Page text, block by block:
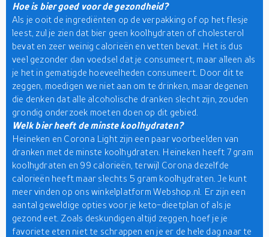
Hoe is bier goed voor de gezondheid?
Als je ooit de ingrediënten op de verpakking of op het flesje
leest, zul je zien dat bier geen koolhydraten of cholesterol
bevat en zeer weinig calorieën en vetten bevat. Het is dus
veel gezonder dan voedsel dat je consumeert, maar alleen als
je het in gematigde hoeveelheden consumeert. Door dit te
zeggen, moedigen we niet aan om te drinken, maar degenen
die denken dat alle alcoholische dranken slecht zijn, zouden
grondig onderzoek moeten doen op dit gebied.
Welk bier heeft de minste koolhydraten?
Heineken en Corona Light zijn een paar voorbeelden van
dranken met de minste koolhydraten. Heineken heeft 7 gram
koolhydraten en 99 calorieën, terwijl Corona dezelfde
calorieën heeft maar slechts 5 gram koolhydraten. Je kunt
meer vinden op ons winkelplatform Webshop.nl. Er zijn een
aantal geweldige opties voor je keto-dieetplan of als je
gezond eet. Zoals deskundigen altijd zeggen, hoef je je
favoriete eten niet te schrappen en je er de hele dag naar te